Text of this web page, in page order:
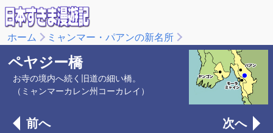
ホーム ミャンマー・パアンの新名所
ペヤジー橋
お寺の境内へ続く旧道の細い橋。
（ミャンマーカレン州コーカレイ）
前へ 次へ